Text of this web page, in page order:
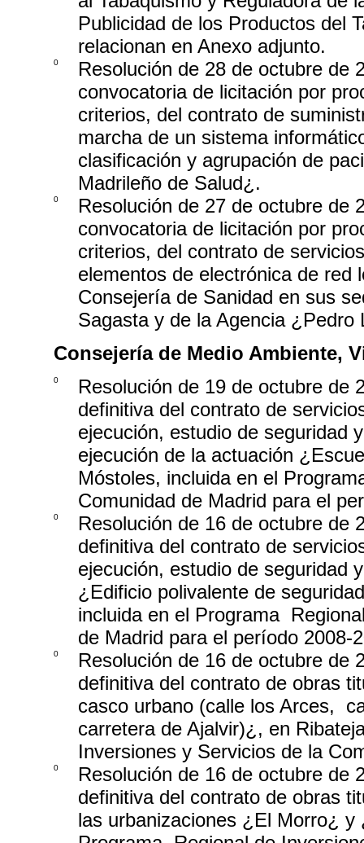
Publicidad de los Productos del
relacionan en Anexo adjunto.
0
Resolución de 28 de octubre de
convocatoria de licitación por
criterios, del contrato de
marcha de un sistema
clasificación y agrupación de
Madrileño de Salud¿.
0
Resolución de 27 de octubre de
convocatoria de licitación por
criterios, del contrato de
elementos de electrónica de red
Consejería de Sanidad en sus
Sagasta y de la Agencia ¿Pedro
Consejería de Medio Ambiente,
0
Resolución de 19 de octubre de
definitiva del contrato de
ejecución, estudio de seguridad
ejecución de la actuación
Móstoles, incluida en el
Comunidad de Madrid para el
0
Resolución de 16 de octubre de
definitiva del contrato de
ejecución, estudio de seguridad
¿Edificio polivalente de
incluida en el Programa
de Madrid para el período 2008-
0
Resolución de 16 de octubre de
definitiva del contrato de obras
casco urbano (calle los Arces,
carretera de Ajalvir)¿, en
Inversiones y Servicios de la
0
Resolución de 16 de octubre de
definitiva del contrato de obras
las urbanizaciones ¿El Morro¿